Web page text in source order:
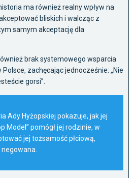
ma również realny wpływ na
bliskich i walcząc z
samym akceptację dla
brak systemowego wsparcia
zachęcając jednocześnie: „Nie
gorsi”.
Ady Hyżopskiej pokazuje, jak jej
Model” pomógł jej rodzinie, w
jej tożsamość płciową,